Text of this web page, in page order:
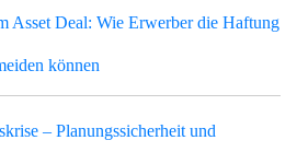
Asset Deal: Wie Erwerber die Haftung
können
– Planungssicherheit und